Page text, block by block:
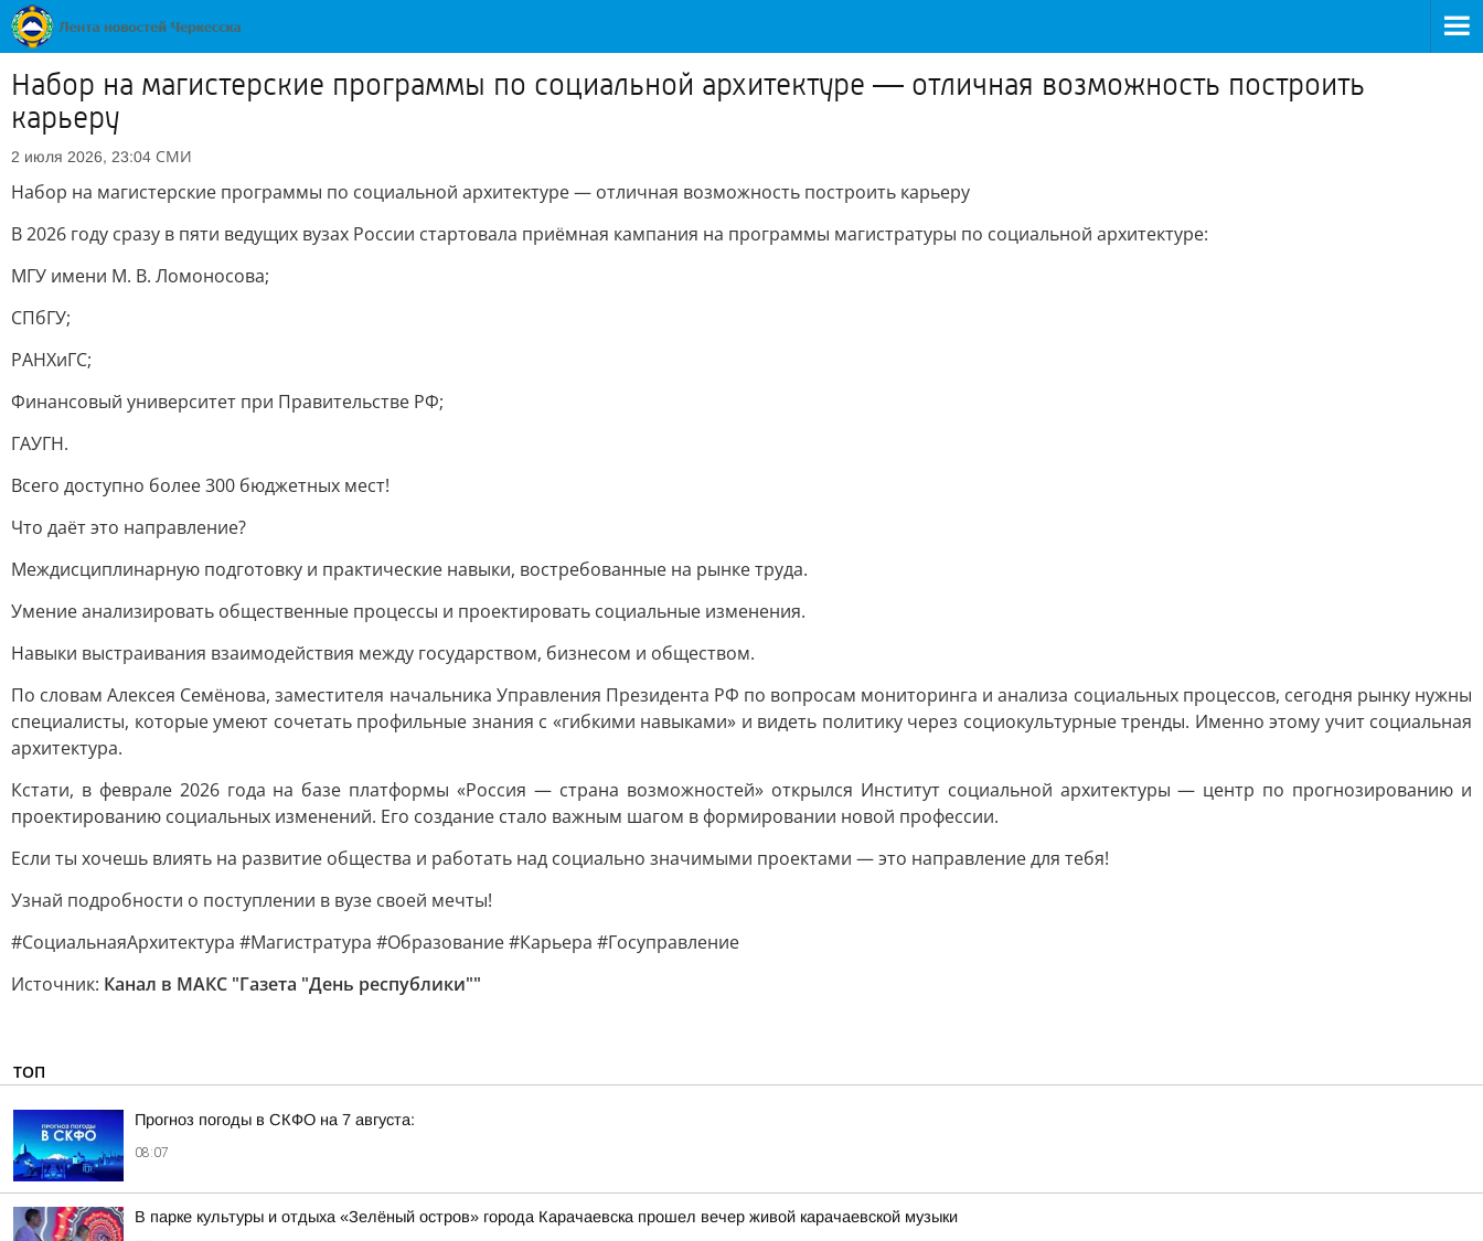
Набор на магистерские программы по социальной архитектуре — отличная возможность построить
карьеру
2 июля 2026, 23:04 СМИ
Набор на магистерские программы по социальной архитектуре — отличная возможность построить карьеру
В 2026 году сразу в пяти ведущих вузах России стартовала приёмная кампания на программы магистратуры по социальной архитектуре:
МГУ имени М. В. Ломоносова;
СПбГУ;
РАНХиГС;
Финансовый университет при Правительстве РФ;
ГАУГН.
Всего доступно более 300 бюджетных мест!
Что даёт это направление?
Междисциплинарную подготовку и практические навыки, востребованные на рынке труда.
Умение анализировать общественные процессы и проектировать социальные изменения.
Навыки выстраивания взаимодействия между государством, бизнесом и обществом.
По словам Алексея Семёнова, заместителя начальника Управления Президента РФ по вопросам мониторинга и анализа социальных процессов, сегодня рынку нужны
специалисты, которые умеют сочетать профильные знания с «гибкими навыками» и видеть политику через социокультурные тренды. Именно этому учит социальная
архитектура.
Кстати, в феврале 2026 года на базе платформы «Россия — страна возможностей» открылся Институт социальной архитектуры — центр по прогнозированию и
проектированию социальных изменений. Его создание стало важным шагом в формировании новой профессии.
Если ты хочешь влиять на развитие общества и работать над социально значимыми проектами — это направление для тебя!
Узнай подробности о поступлении в вузе своей мечты!
#СоциальнаяАрхитектура #Магистратура #Образование #Карьера #Госуправление
Источник: Канал в МАКС "Газета "День республики""
ТОП
Прогноз погоды в СКФО на 7 августа:
08:07
В парке культуры и отдыха «Зелёный остров» города Карачаевска прошел вечер живой карачаевской музыки